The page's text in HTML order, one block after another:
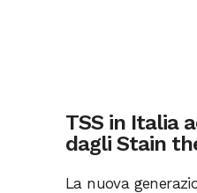
TSS in Italia
dagli Stain
La nuova